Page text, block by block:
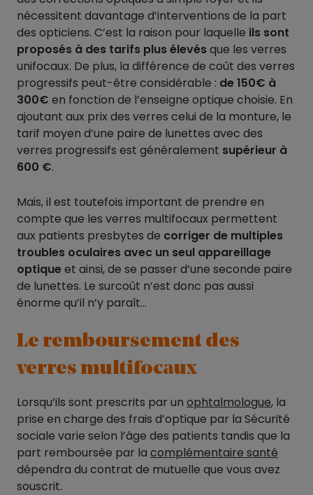
nécessitent davantage d’interventions de la part
des opticiens. C’est la raison pour laquelle ils sont
proposés à des tarifs plus élevésque les verres
unifocaux. De plus, la différence de coût des verres
progressifs peut-être considérable : de 150€ à
300€ en fonction de l’enseigne optique choisie. En
ajoutant aux prix des verres celui de la monture, le
tarif moyen d’une paire de lunettes avec des
verres progressifs est généralement supérieur à
600 €.
Mais, il est toutefois important de prendre en
compte que les verres multifocaux permettent
aux patients presbytes de corriger de multiples
troubles oculaires avec un seul appareillage
optiqueet ainsi, de se passer d’une seconde paire
de lunettes. Le surcoût n’est donc pas aussi
énorme qu’il n’y paraît…
Le remboursement des
verres multifocaux
Lorsqu’ils sont prescrits par un ophtalmologue, la
prise en charge des frais d’optique par la Sécurité
sociale varie selon l’âge des patients tandis que la
part remboursée par la complémentaire santé
dépendra du contrat de mutuelle que vous avez
souscrit.